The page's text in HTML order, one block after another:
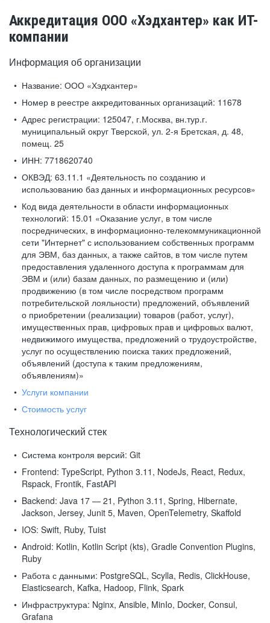
Аккредитация ООО «Хэдхантер» как ИТ-
компании
Информация об организации
Название: ООО «Хэдхантер»
Номер в реестре аккредитованных организаций: 11678
Адрес регистрации: 125047, г.Москва, вн.тур.г.
муниципальный округ Тверской, ул. 2-я Бретская, д. 48,
помещ. 25
ИНН: 7718620740
ОКВЭД: 63.11.1 «Деятельность по созданию и
использованию баз данных и информационных ресурсов»
Код вида деятельности в области информационных
технологий: 15.01 «Оказание услуг, в том числе
посреднических, в информационно-телекоммуникационной
сети "Интернет" с использованием собственных программ
для ЭВМ, баз данных, а также сайтов, в том числе путем
предоставления удаленного доступа к программам для
ЭВМ и (или) базам данных, по размещению и (или)
продвижению (в том числе посредством программ
потребительской лояльности) предложений, объявлений
о приобретении (реализации) товаров (работ, услуг),
имущественных прав, цифровых прав и цифровых валют,
недвижимого имущества, предложений о трудоустройстве,
услуг по осуществлению поиска таких предложений,
объявлений (доступа к таким предложениям,
объявлениям)»
Услуги компании
Стоимость услуг
Технологический стек
Система контроля версий: Git
Frontend: TypeScript, Python 3.11, NodeJs, React, Redux,
Rspack, Frontik, FastAPI
Backend: Java 17 — 21, Python 3.11, Spring, Hibernate,
Jackson, Jersey, Junit 5, Maven, OpenTelemetry, Skaffold
IOS: Swift, Ruby, Tuist
Android: Kotlin, Kotlin Script (kts), Gradle Convention Plugins,
Ruby
Работа с данными: PostgreSQL, Scylla, Redis, ClickHouse,
Elasticsearch, Kafka, Hadoop, Flink, Spark
Инфраструктура: Nginx, Ansible, MinIo, Docker, Consul,
Grafana